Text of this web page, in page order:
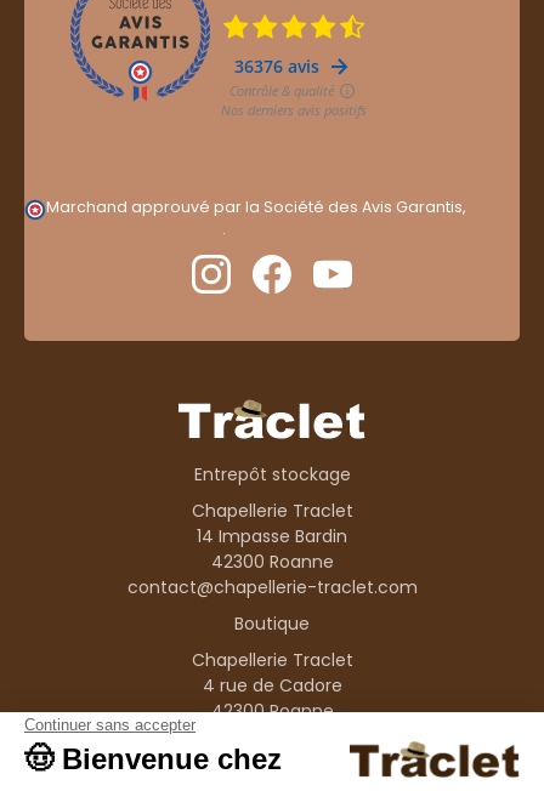
Marchand approuvé par la Société des Avis Garantis,
.
Entrepôt stockage
Chapellerie Traclet
14 Impasse Bardin
42300 Roanne
contact@chapellerie-traclet.com
Boutique
Chapellerie Traclet
4 rue de Cadore
42300 Roanne